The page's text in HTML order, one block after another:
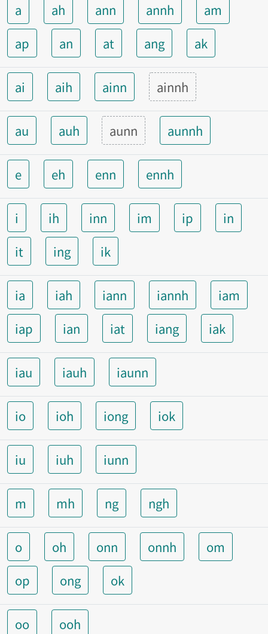
a ah ann annh
am
ap
an at ang ak
ai aih ainn ainnh
au auh aunn aunnh
e eh enn ennh
i ih inn im ip
in
it
ing ik
ia iah iann iannh
iam
iap
ian iat iang iak
iau iauh iaunn
io ioh iong iok
iu iuh iunn
m mh ng ngh
o oh onn onnh
om
op
ong ok
oo ooh